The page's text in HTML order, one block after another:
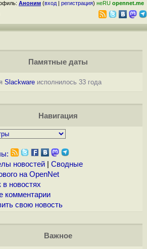
Аноним (вход | регистрация) неRU opennet.me
Памятные даты
Slackwareисполнилось 33 года
Навигация
новостей| Сводные
на OpenNet
в новостях
комментарии
свою новость
Важное